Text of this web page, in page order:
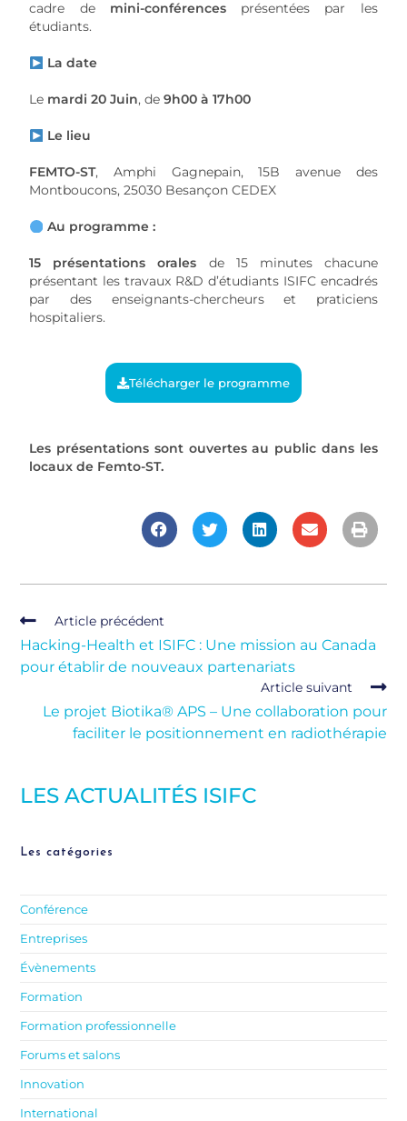
cadre demini-conférencesprésentées par les
étudiants.
La date
Le mardi 20 Juin, de9h00 à 17h00
Le lieu
FEMTO-ST, Amphi Gagnepain, 15B avenue des
Montboucons, 25030 Besançon CEDEX
Au programme :
15 présentations orales de 15 minutes chacune
présentant les travaux R&D d’étudiants ISIFC encadrés
par des enseignants-chercheurs et praticiens
hospitaliers.
Télécharger le programme
Les présentations sont ouvertes au public dans les
locaux de Femto-ST.
Article précédent
Hacking-Health et ISIFC : Une mission au Canada
pour établir de nouveaux partenariats
Article suivant
Le projet Biotika® APS – Une collaboration pour
faciliter le positionnement en radiothérapie
LES ACTUALITÉS ISIFC
Les catégories
Conférence
Entreprises
Évènements
Formation
Formation professionnelle
Forums et salons
Innovation
International